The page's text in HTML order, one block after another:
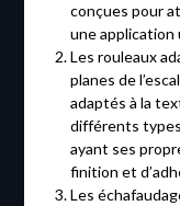
conçues pour
une application
Les rouleaux
planes de
adaptés à la
différents types
ayant ses
finition et
Les